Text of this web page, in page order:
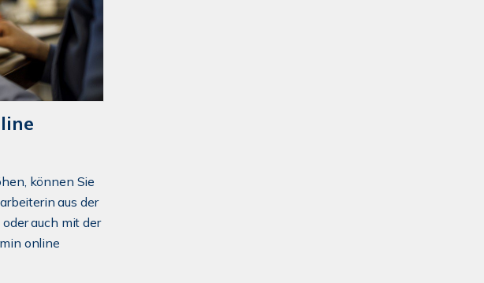
können Sie
aus der
auch mit der
online